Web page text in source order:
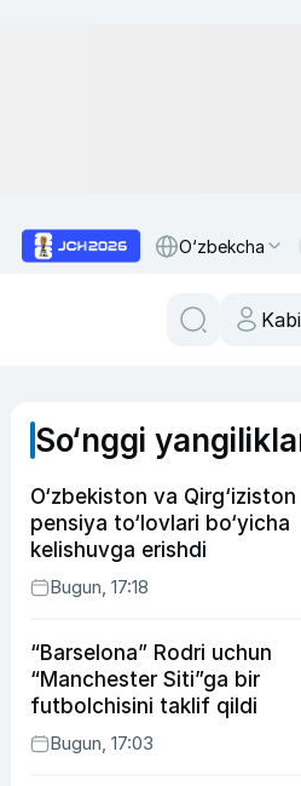
O‘zbekcha
So‘nggi
O‘zbekiston va Qirg‘iziston
pensiya to‘lovlari bo‘yicha
kelishuvga erishdi
Bugun, 17:18
“Barselona” Rodri uchun
“Manchester Siti”ga bir
futbolchisini taklif qildi
Bugun, 17:03